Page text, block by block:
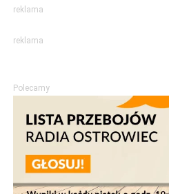
reklama
reklama
Polecamy